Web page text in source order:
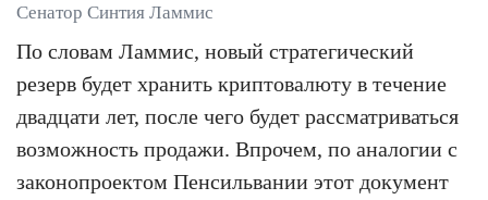
Сенатор Синтия Ламмис
По словам Ламмис, новый стратегический
резерв будет хранить криптовалюту в течение
двадцати лет, после чего будет рассматриваться
возможность продажи. Впрочем, по аналогии с
законопроектом Пенсильвании этот документ